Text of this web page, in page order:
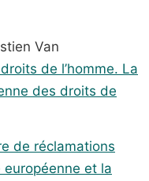
Van
de l’homme. La
des droits de
de réclamations
et la